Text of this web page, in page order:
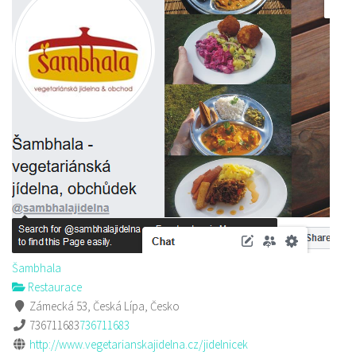
Šambhala
Restaurace
Zámecká 53, Česká Lípa, Česko
736711683736711683
http://www.vegetarianskajidelna.cz/jidelnicek